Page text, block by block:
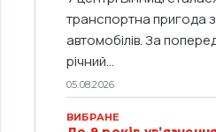
транспортна пригода
автомобілів. За
річний...
05.08.2026
ВИБРАНЕ